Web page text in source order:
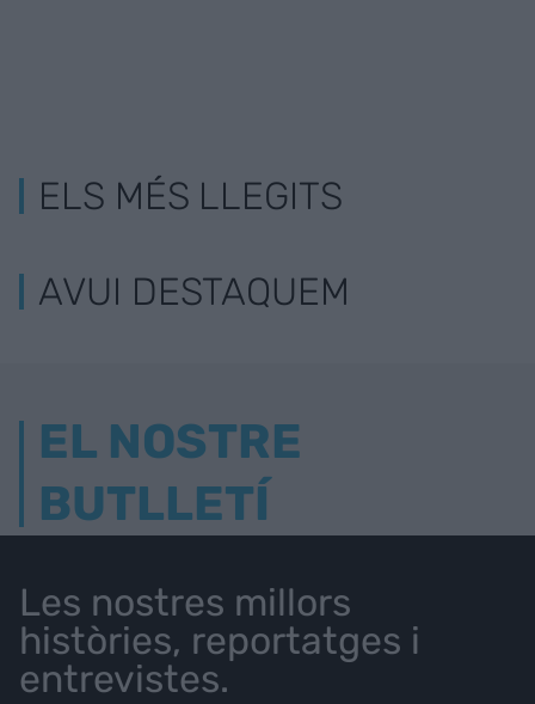
ELS MÉS LLEGITS
AVUI DESTAQUEM
EL NOSTRE
BUTLLETÍ
Les nostres millors
històries, reportatges i
entrevistes.